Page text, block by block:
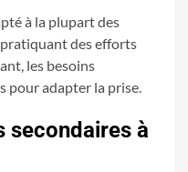
à la plupart des
des efforts
les besoins
pour adapter la prise.
secondaires à